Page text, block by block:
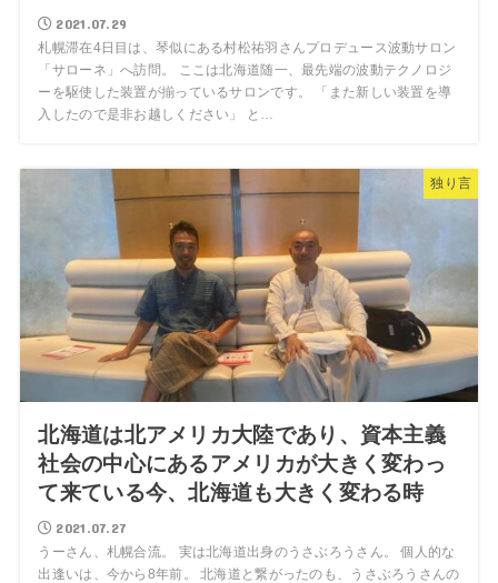
2021.07.29
札幌滞在4日目は、琴似にある村松祐羽さんプロデュース波動サロン
「サローネ」へ訪問。 ここは北海道随一、最先端の波動テクノロジ
ーを駆使した装置が揃っているサロンです。 「また新しい装置を導
入したので是非お越しください」 と…
独り言
北海道は北アメリカ大陸であり、資本主義
社会の中心にあるアメリカが大きく変わっ
て来ている今、北海道も大きく変わる時
2021.07.27
うーさん、札幌合流。 実は北海道出身のうさぶろうさん。 個人的な
出逢いは、今から8年前。 北海道と繋がったのも、うさぶろうさんの